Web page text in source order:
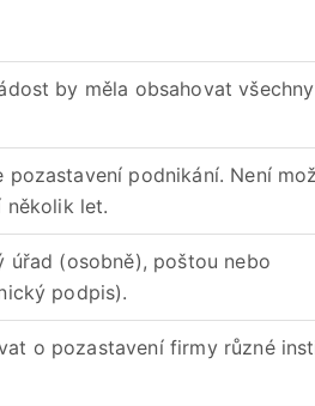
by měla obsahovat všechny
podnikání. Není
několik let.
úřad (osobně), poštou nebo
podpis).
o pozastavení firmy různé